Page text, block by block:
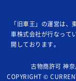
「旧車王」の運営は
車株式会社が行なって
開しております。
古物商許可 神
COPYRIGHT ©